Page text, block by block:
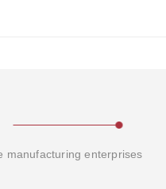
manufacturing enterprises